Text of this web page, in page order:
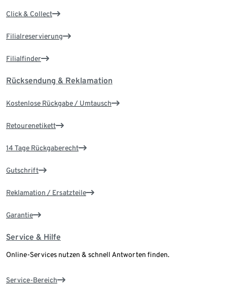
Click & Collect
Filialreservierung
Filialfinder
Rücksendung & Reklamation
Kostenlose Rückgabe / Umtausch
Retourenetikett
14 Tage Rückgaberecht
Gutschrift
Reklamation / Ersatzteile
Garantie
Service & Hilfe
Online-Services nutzen & schnell Antworten finden.
Service-Bereich